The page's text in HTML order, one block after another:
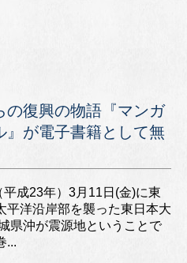
の復興の物語『マンガ
』が電子書籍として無
平成23年）3月11日(金)に東
平洋沿岸部を襲った東日本大
県沖が震源地ということで
...